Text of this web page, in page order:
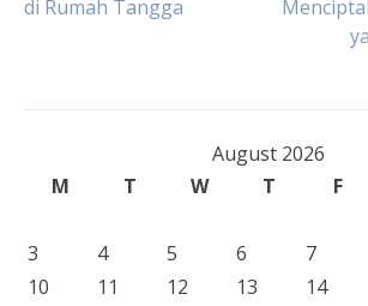
di Rumah Tangga
August 2026
M
T W T F
3
4 5 6 7
10
11 12 13 14